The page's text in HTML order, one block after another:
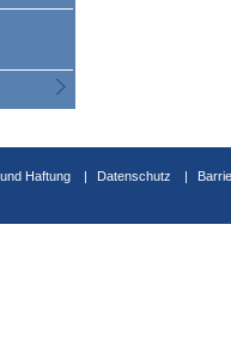
Haftung Datenschutz